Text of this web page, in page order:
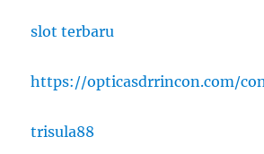
slot terbaru
https://opticasdrrincon.com/
trisula88